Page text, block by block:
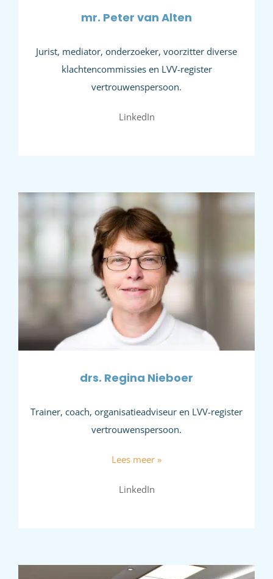
mr. Peter van Alten
Jurist, mediator, onderzoeker, voorzitter diverse
klachtencommissies en LVV-register
vertrouwenspersoon.
LinkedIn
drs. Regina Nieboer
Trainer, coach, organisatieadviseur en LVV-register
vertrouwenspersoon.
Lees meer »
LinkedIn